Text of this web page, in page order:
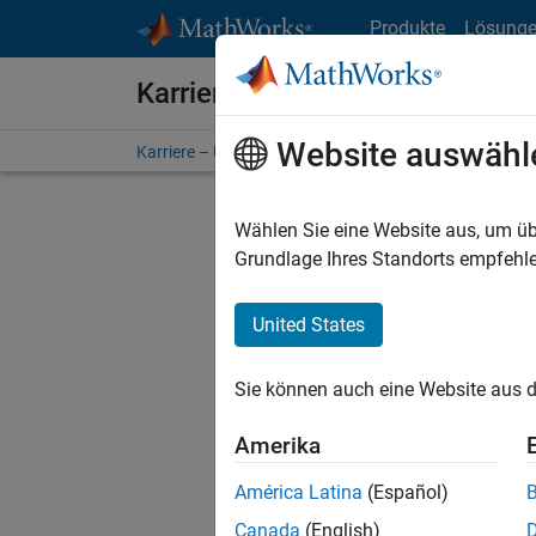
Produkte
Karriere bei MathWorks
Karriere – Übersicht Stellensuche
FILTER:
Stellen
Es
Region
Website
Wählen Sie eine Website aus, um
Grundlage Ihres Standorts
United States
Sie können auch eine Website aus
Amerika
América Latina (Español)
Canada (English)